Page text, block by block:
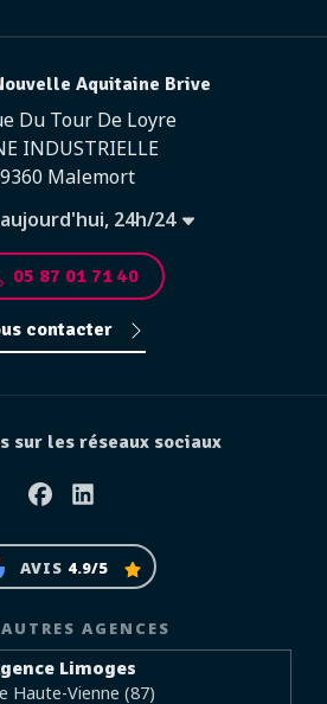
Aquitaine Brive
Du Tour De Loyre
INDUSTRIELLE
Malemort
24h/24
05 87 01 71 40
contacter
sur les réseaux sociaux
FacebookLinkedin
AVIS 4.9/5
AGENCES
Limoges
Haute-Vienne (87)